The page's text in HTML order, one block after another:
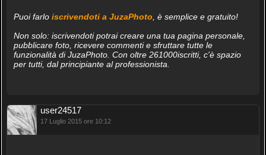
Puoi farlo iscrivendoti a JuzaPhoto , è semplice e gratuito!
Non solo: iscrivendoti potrai creare una tua pagina personale,
pubblicare foto, ricevere commenti e sfruttare tutte le
funzionalità di JuzaPhoto. Con oltre 261000iscritti, c'è spazio
per tutti, dal principiante al professionista.
user24517
17 Luglio 2015 ore 10:12